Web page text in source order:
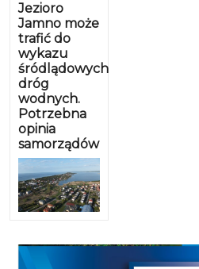
Jezioro
Jamno może
trafić do
wykazu
śródlądowych
dróg
wodnych.
Potrzebna
opinia
samorządów